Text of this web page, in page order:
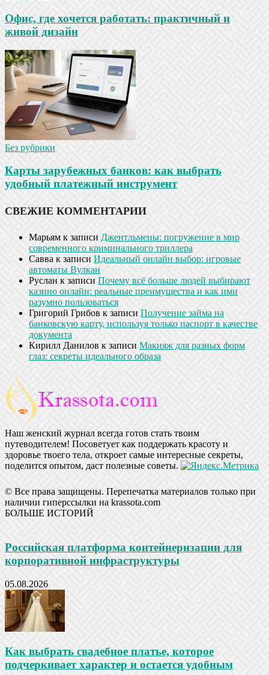
Офис, где хочется работать: практичный и
живой дизайн
Без рубрики
Карты зарубежных банков: как выбрать
удобный платежный инструмент
СВЕЖИЕ КОММЕНТАРИИ
Марьям к записи Джентльмены: погружение в мир
современного криминального триллера
Савва к записи Идеальный онлайн выбор: игровые
автоматы Вулкан
Руслан к записи Почему всё больше людей выбирают
казино онлайн: реальные преимущества и как ими
разумно пользоваться
Григорий Грибов к записи Получение займа на
банковскую карту, используя только паспорт в качестве
документа
Кирилл Данилов к записи Макияж для разных форм
глаз: секреты идеального образа
Наш женский журнал всегда готов стать твоим
путеводителем! Посоветует как поддержать красоту и
здоровье твоего тела, откроет самые интересные секреты,
поделится опытом, даст полезные советы.
© Все права защищены. Перепечатка материалов только при
наличии гиперссылки на krassota.com
БОЛЬШЕ ИСТОРИЙ
Российская платформа контейнеризации для
корпоративной инфраструктуры
05.08.2026
Как выбрать свадебное платье, которое
подчеркивает характер и остается удобным